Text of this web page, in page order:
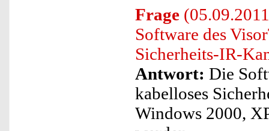
Frage
Software des
Sicherheits-IR-
Antwort: Die
kabelloses
Windows 2000,